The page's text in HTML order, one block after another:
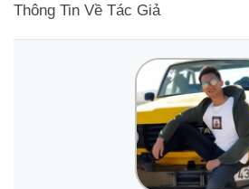
Thông Tin Về Tác Giả